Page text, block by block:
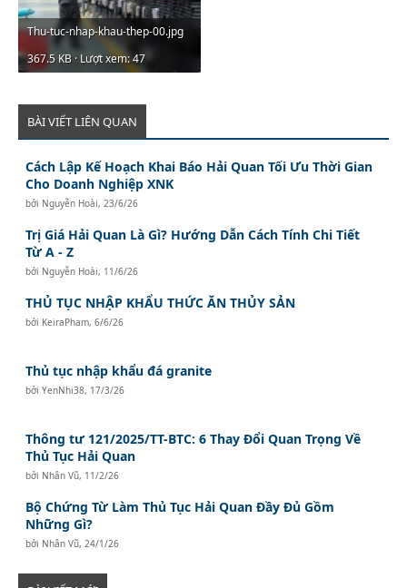
Thu-tuc-nhap-khau-thep-00.jpg
367.5 KB · Lượt xem: 47
BÀI VIẾT LIÊN QUAN
Cách Lập Kế Hoạch Khai Báo Hải Quan Tối Ưu Thời Gian
Cho Doanh Nghiệp XNK
bởi Nguyễn Hoài,23/6/26
Trị Giá Hải Quan Là Gì? Hướng Dẫn Cách Tính Chi Tiết
Từ A - Z
bởi Nguyễn Hoài, 11/6/26
THỦ TỤC NHẬP KHẨU THỨC ĂN THỦY SẢN
bởi KeiraPham,6/6/26
Thủ tục nhập khẩu đá granite
bởiYenNhi38, 17/3/26
Thông tư 121/2025/TT-BTC: 6 Thay Đổi Quan Trọng Về
Thủ Tục Hải Quan
bởi Nhân Vũ, 11/2/26
Bộ Chứng Từ Làm Thủ Tục Hải Quan Đầy Đủ Gồm
Những Gì?
bởi Nhân Vũ,24/1/26